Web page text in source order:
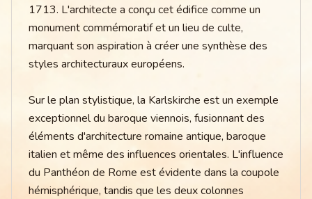
1713. L'architecte a conçu cet édifice comme un
monument commémoratif et un lieu de culte,
marquant son aspiration à créer une synthèse des
styles architecturaux européens.
Sur le plan stylistique, la Karlskirche est un exemple
exceptionnel du baroque viennois, fusionnant des
éléments d'architecture romaine antique, baroque
italien et même des influences orientales. L'influence
du Panthéon de Rome est évidente dans la coupole
hémisphérique, tandis que les deux colonnes